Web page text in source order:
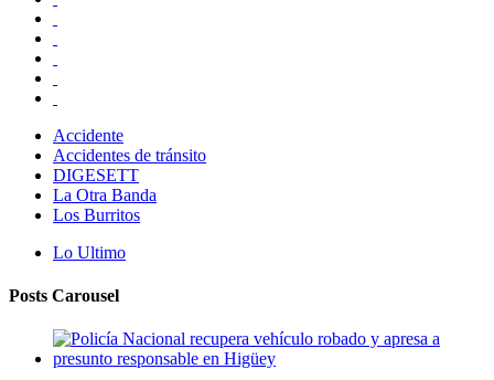
Accidente
Accidentes de tránsito
DIGESETT
La Otra Banda
Los Burritos
Lo Ultimo
Posts Carousel